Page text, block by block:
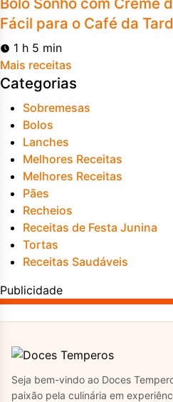
Fácil para o Café da
1 h 5 min
Mais receitas
Categorias
Sobremesas
Bolos
Lanches
Melhores Receitas
Melhores Receitas
Pães
Recheios
Receitas de Festa Junina
Tortas
Receitas Saudáveis
Publicidade
Seja bem-vindo ao Doces
paixão pela culinária em